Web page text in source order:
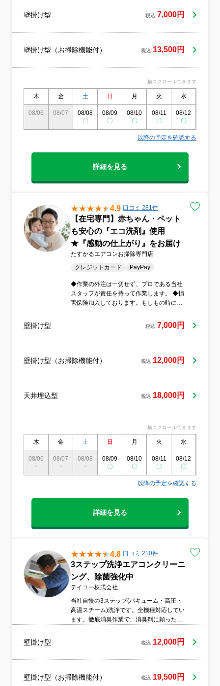
コンクリーニング延べ1万台以上の実績。弊
社のポリシーである【お掃除を通じてお客
で7年の経験があり、エアコンクリーニング
に一つ一つ丁寧に対応します。どんな小さ
浄しきれいに仕上げます。それが私たちの
サービスの特徴であり、これまで数多くの
お客さまから支持を得てきました。私たち
のプロとしての使命は、皆さまの生活空間
を快適に、健康で清潔な状態に保つことで
ナルな技術を提供し、お客様に満足して頂
ければ幸いです。
壁掛け型 税込 7,000円
壁掛け型（お掃除機能付） 税込 13,500円
横スクロールできます
木 金 土 日 月 火 水
08/06
-
08/07
-
08/08
〇
08/09
〇
08/10
〇
08/11
〇
08/12
〇
以降の予定を確認する
詳細を見る
4.9 口コミ 281件
【在宅専門】赤ちゃん・ペット
も安心の『エコ洗剤』使用
★『感動の仕上がり』をお届け
たすかるエアコンお掃除専門店
クレジットカード
PayPay
◆作業の外注は一切せず、プロである当社
スタッフが責任を持って作業します。 ◆損
害保険加入しております。もしもの時にも
予約もお気軽にご相談ください。
壁掛け型 税込 7,000円
壁掛け型（お掃除機能付） 税込 12,000円
天井埋込型 税込 18,000円
横スクロールできます
木 金 土 日 月 火 水
08/06
-
08/07
-
08/08
-
08/09
〇
08/10
〇
08/11
〇
08/12
〇
以降の予定を確認する
詳細を見る
4.8 口コミ 210件
3ステップ洗浄エアコンクリーニ
ング、除菌強化中
テイユー株式会社
当社自慢の3ステップ(バキューム・高圧・
高温スチーム)洗浄です。全機種対応してい
ます。徹底消臭作業で、消臭剤に頼った作
とすぐに復活します。その後、必要に応
じ、防臭という観点から除菌剤の噴霧もし
交換器)の清掃は、アルカリ洗剤で、汚れを
壁掛け型 税込 12,000円
壁掛け型（お掃除機能付） 税込 19,500円